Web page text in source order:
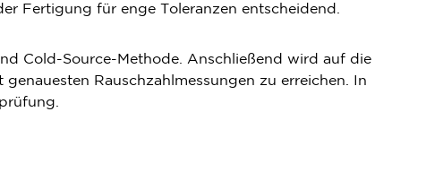
Fertigung für enge Toleranzen entscheidend.
Cold-Source-Methode. Anschließend wird auf die
Rauschzahlmessungen zu erreichen. In